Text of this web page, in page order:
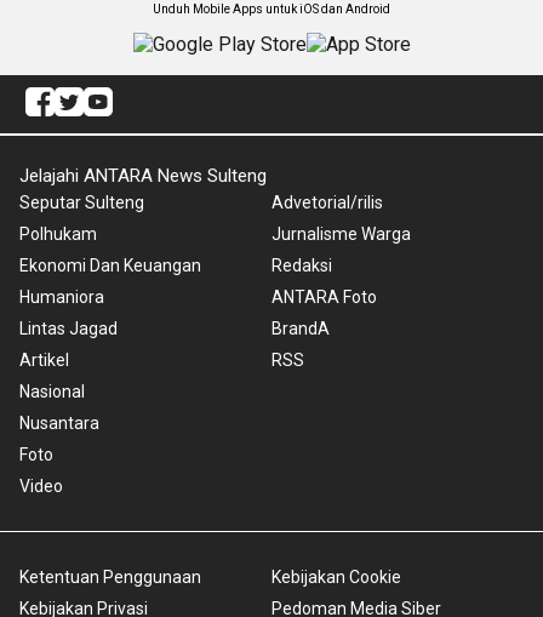
Unduh Mobile Apps untuk iOS dan Android
Jelajahi ANTARA News Sulteng
Seputar Sulteng
Polhukam
Ekonomi Dan Keuangan
Humaniora
Lintas Jagad
Artikel
Nasional
Nusantara
Foto
Video
Advetorial/rilis
Jurnalisme Warga
Redaksi
ANTARA Foto
BrandA
RSS
Ketentuan Penggunaan
Kebijakan Privasi
Kebijakan Cookie
Pedoman Media Siber